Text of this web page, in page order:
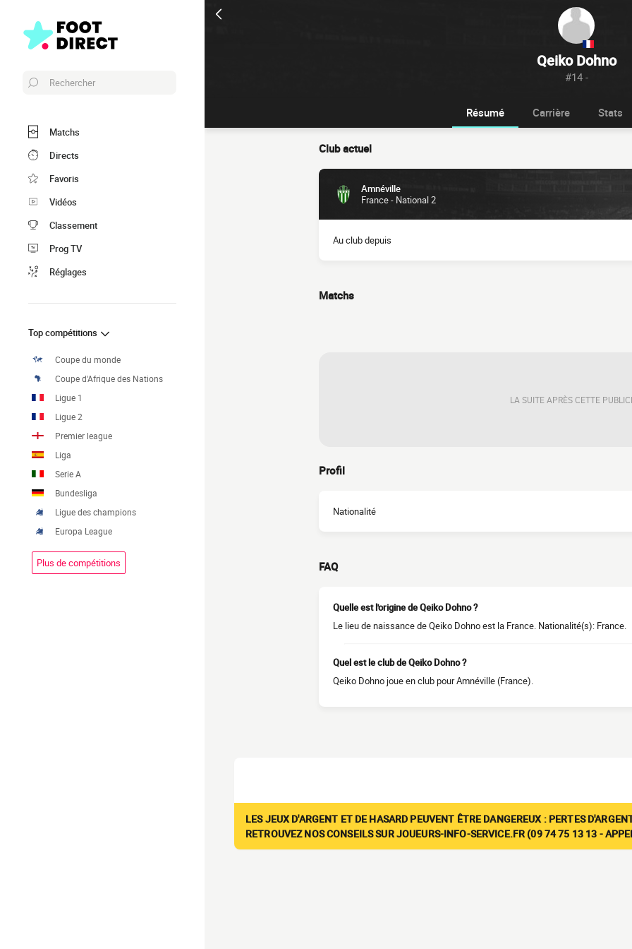
Qeiko Dohno
#14 -
Rechercher
Matchs
Directs
Favoris
Vidéos
Classement
Prog TV
Réglages
Top compétitions
Coupe du monde
Coupe d'Afrique des Nations
Ligue 1
Ligue 2
Premier league
Liga
Serie A
Bundesliga
Ligue des champions
Europa League
Plus de compétitions
Résumé Carrière Stats
Club actuel
Amnéville
France - National 2
Au club depuis
Matchs
LA SUITE APRÈS CETTE
Profil
Nationalité
FAQ
Quelle est l'origine de Qeiko Dohno ?
Le lieu de naissance de Qeiko Dohno est la France. Nationalité(s): France.
Quel est le club de Qeiko Dohno ?
Qeiko Dohno joue en club pour Amnéville (France).
LES JEUX D'ARGENT ET DE HASARD PEUVENT ÊTRE DANGEREUX : PERTES
RETROUVEZ NOS CONSEILS SUR JOUEURS-INFO-SERVICE.FR (09 74 75 13 13 -